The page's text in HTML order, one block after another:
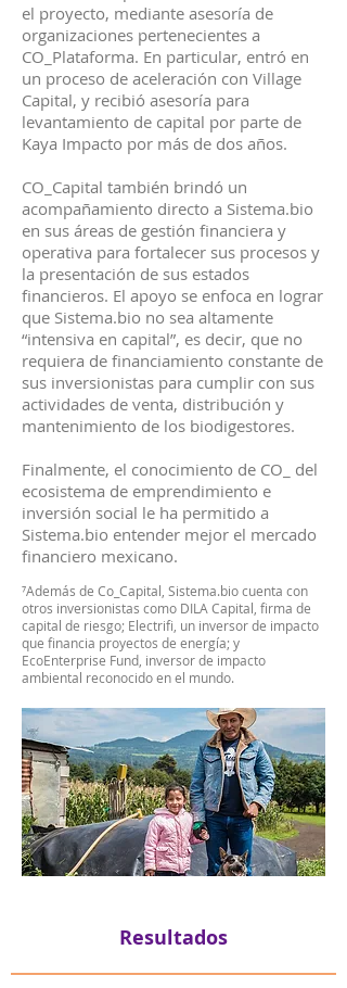
el proyecto, mediante asesoría de
organizaciones pertenecientes a
CO_Plataforma. En particular, entró en
un proceso de aceleración con Village
Capital, y recibió asesoría para
levantamiento de capital por parte de
Kaya Impacto por más de dos años.
CO_Capital también brindó un
acompañamiento directo a Sistema.bio
en sus áreas de gestión financiera y
operativa para fortalecer sus procesos y
la presentación de sus estados
financieros. El apoyo se enfoca en lograr
que Sistema.bio no sea altamente
“intensiva en capital”, es decir, que no
requiera de financiamiento constante de
sus inversionistas para cumplir con sus
actividades de venta, distribución y
mantenimiento de los biodigestores.
Finalmente, el conocimiento de CO_ del
ecosistema de emprendimiento e
inversión social le ha permitido a
Sistema.bio entender mejor el mercado
financiero mexicano.
⁷Además de Co_Capital, Sistema.bio cuenta con
otros inversionistas como DILA Capital, firma de
capital de riesgo; Electrifi, un inversor de impacto
que financia proyectos de energía; y
EcoEnterprise Fund, inversor de impacto
ambiental reconocido en el mundo.
Resultados